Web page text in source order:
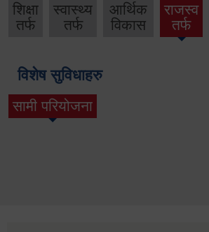
शिक्षा
तर्फ
स्वास्थ्य
तर्फ
आर्थिक
विकास
राजस्व
तर्फ
विशेष सुविधाहरु
सामी परियोजना
(active tab)